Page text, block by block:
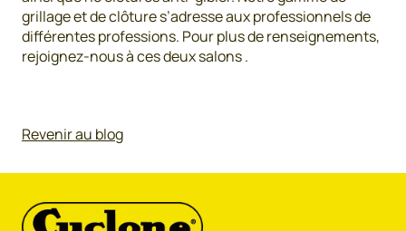
grillage et de clôture s’adresse aux professionnels de
différentes professions. Pour plus de renseignements,
rejoignez-nous à ces deux salons .
Revenir au blog